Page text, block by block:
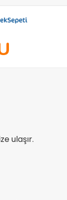
ulaşır.